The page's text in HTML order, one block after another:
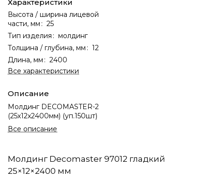
Характеристики
Высота / ширина лицевой
части, мм : 25
Тип изделия : молдинг
Толщина / глубина, мм : 12
Длина, мм : 2400
Все характеристики
Описание
Молдинг DECOMASTER-2
(25х12х2400мм) (уп.150шт)
Все описание
Молдинг Decomaster 97012 гладкий
25×12×2400 мм